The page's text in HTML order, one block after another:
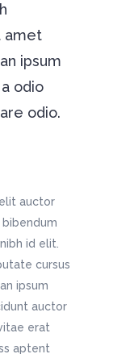
amet
ipsum
odio
odio.
auctor
id elit.
cursus
ipsum
auctor
erat
aptent